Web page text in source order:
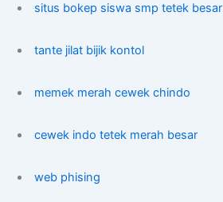
situs bokep siswa smp tetek besar
tante jilat bijik kontol
memek merah cewek chindo
cewek indo tetek merah besar
web phising